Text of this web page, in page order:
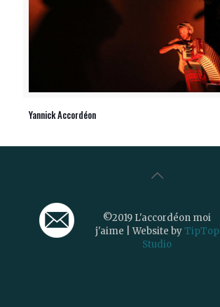
Yannick Accordéon
©2019 L'accordéon moi
j'aime | Website byTipTop
Studio